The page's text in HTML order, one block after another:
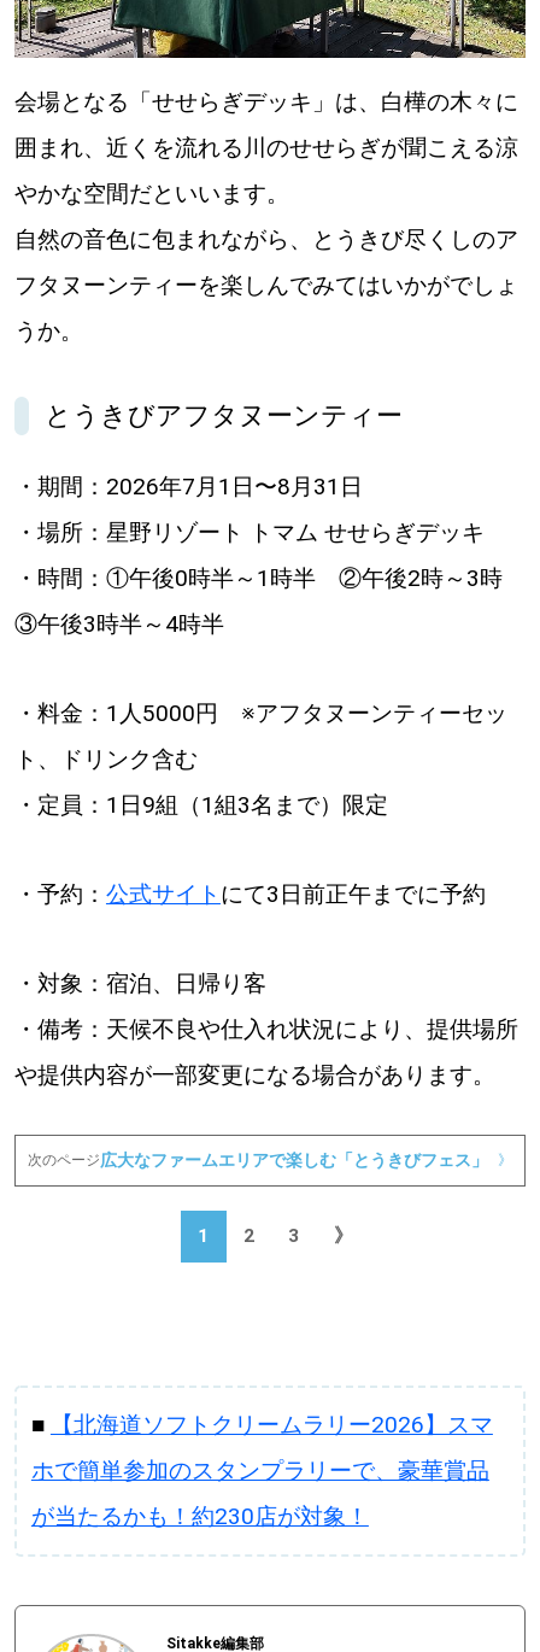
会場となる「せせらぎデッキ」は、白樺の木々に
囲まれ、近くを流れる川のせせらぎが聞こえる涼
やかな空間だといいます。
自然の音色に包まれながら、とうきび尽くしのア
フタヌーンティーを楽しんでみてはいかがでしょ
うか。
とうきびアフタヌーンティー
・期間：2026年7月1日〜8月31日
・場所：星野リゾート トマム せせらぎデッキ
・時間：①午後0時半～1時半 ②午後2時～3時
③午後3時半～4時半
・料金：1人5000円 ※アフタヌーンティーセッ
ト、ドリンク含む
・定員：1日9組（1組3名まで）限定
・予約： 公式サイト にて3日前正午までに予約
・対象：宿泊、日帰り客
・備考：天候不良や仕入れ状況により、提供場所
や提供内容が一部変更になる場合があります。
次のページ広大なファームエリアで楽しむ「とうきびフェス」 》
1 2 3 》
■
【北海道ソフトクリームラリー2026】スマ
ホで簡単参加のスタンプラリーで、豪華賞品
が当たるかも！約230店が対象！
Sitakke編集部